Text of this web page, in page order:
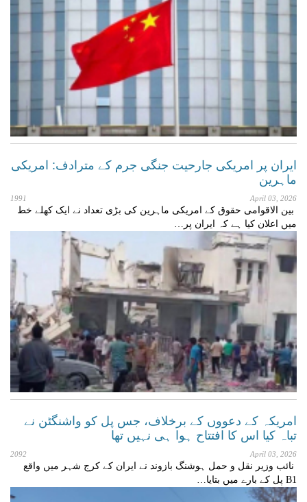
ایران پر امریکی جارحیت جنگی جرم کے مترادف: امریکی
ماہرین
April 03, 2026
1991
بین الاقوامی حقوق کے امریکی ماہرین کی بڑی تعداد نے ایک کھلے خط
میں اعلان کیا ہے کہ ایران پر…
امریکہ کے دعووں کے برخلاف، جس پل کو واشنگٹن نے
تباہ کیا اس کا افتتاح ہوا ہی نہیں تھا
April 03, 2026
2092
نائب وزیر نقل و حمل ہوشنگ بازوند نے ایران کے کرج شہر میں واقع
B1 پل کے بارے میں بتایا…